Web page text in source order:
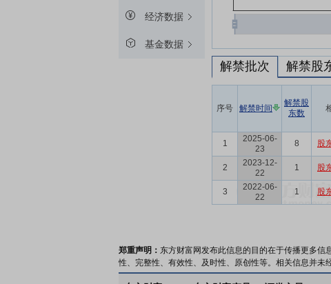
经济数据
基金数据
解禁批次 解禁股
序号 解禁时间
解禁股
东数
1
2025-06-
23
8 股
2
2023-12-
22
1 股
3
2022-06-
22
1 股
郑重声明： 东方财富网发布此信息的目的在于传播更多
性、完整性、有效性、及时性、原创性等。相关信息并未